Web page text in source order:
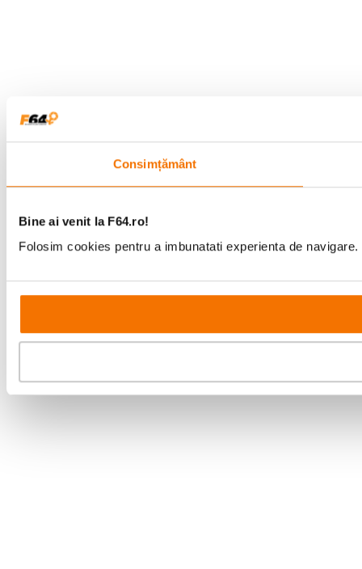
Consimțământ
Bine ai venit la F64.ro!
Folosim cookies pentru a imbunatati experienta de